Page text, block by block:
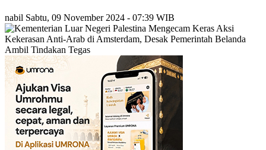
nabil Sabtu, 09 November 2024 - 07:39 WIB